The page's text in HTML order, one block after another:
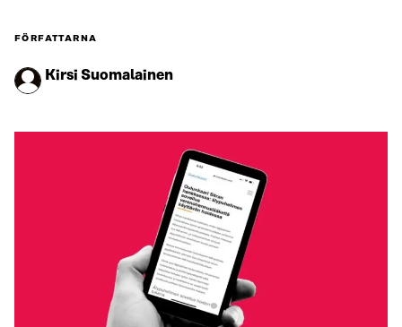
FÖRFATTARNA
Kirsi Suomalainen